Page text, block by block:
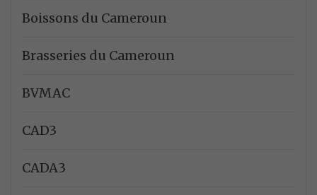
Boissons du Cameroun
Brasseries du Cameroun
BVMAC
CAD3
CADA3